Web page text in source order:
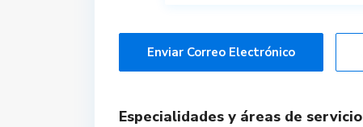
Enviar Correo Electrónico
Especialidades y áreas de servicio